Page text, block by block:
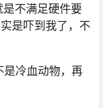
不满足硬件要
是吓到我了，不
冷血动物，再